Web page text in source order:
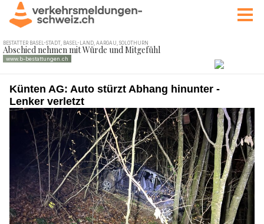
Künten AG: Auto stürzt Abhang hinunter -
Lenker verletzt